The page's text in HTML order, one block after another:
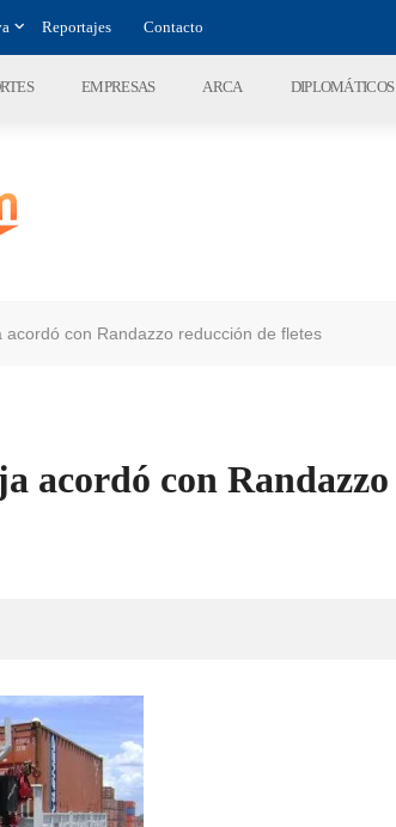
Reportajes Contacto
EMPRESAS ARCA DIPLOMÁTICOS
con Randazzo reducción de fletes
acordó con Randazzo